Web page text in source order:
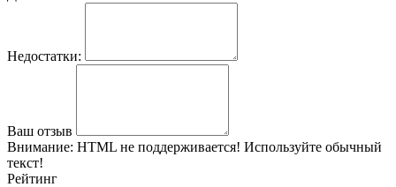
Недостатки:
Ваш отзыв
Внимание: HTML не поддерживается! Используйте обычный
текст!
Рейтинг